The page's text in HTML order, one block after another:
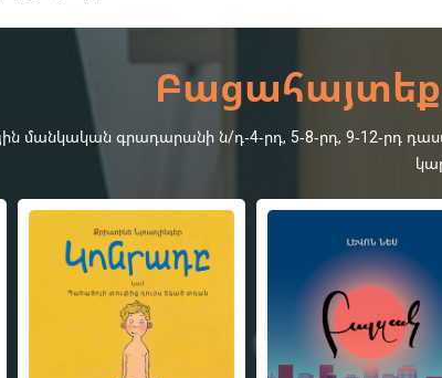
Բացահայտեք
մանկական գրադարանի ն/դ-4-րդ, 5-8-րդ, 9-12-րդ